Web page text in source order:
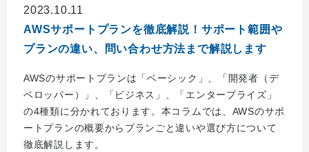
2023.10.11
AWSサポートプランを徹底解説！サポート範囲や
プランの違い、問い合わせ方法まで解説します
AWSのサポートプランは「ベーシック」、「開発者（デ
ベロッパー）」、「ビジネス」、「エンタープライズ」
の4種類に分かれております。本コラムでは、AWSのサポ
ートプランの概要からプランごと違いや選び方について
徹底解説します。